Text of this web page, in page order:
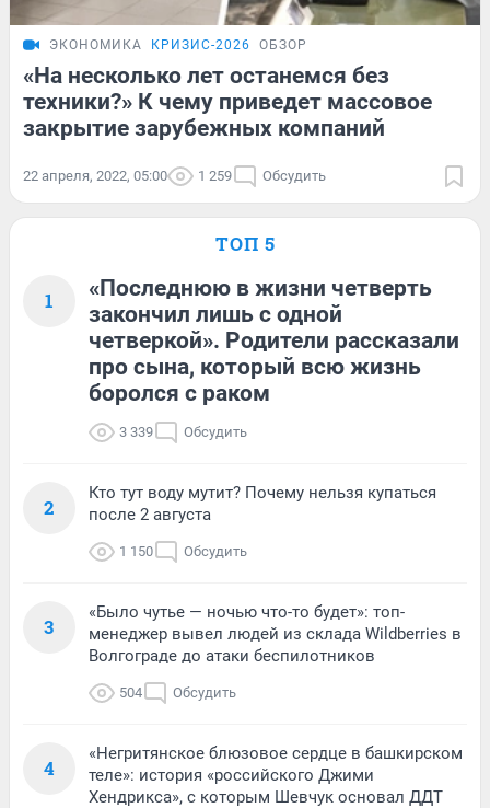
ЭКОНОМИКА КРИЗИС-2026 ОБЗОР
«На несколько лет останемся без
техники?» К чему приведет массовое
закрытие зарубежных компаний
22 апреля, 2022, 05:00 1 259 Обсудить
ТОП 5
1
«Последнюю в жизни четверть
закончил лишь с одной
четверкой». Родители рассказали
про сына, который всю жизнь
боролся с раком
3 339 Обсудить
2
Кто тут воду мутит? Почему нельзя купаться
после 2 августа
1 150 Обсудить
3
«Было чутье — ночью что-то будет»: топ-
менеджер вывел людей из склада Wildberries в
Волгограде до атаки беспилотников
504 Обсудить
4
«Негритянское блюзовое сердце в башкирском
теле»: история «российского Джими
Хендрикса», с которым Шевчук основал ДДТ